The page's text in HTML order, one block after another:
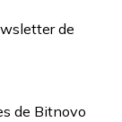
de
de Bitnovo